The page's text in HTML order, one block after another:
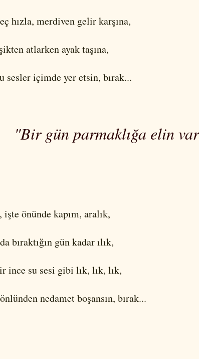
hızla, merdiven gelir karşına,
atlarken ayak taşına,
sesler içimde yer etsin, bırak...
"Bir gün parmaklığa elin
işte önünde kapım, aralık,
bıraktığın gün kadar ılık,
ince su sesi gibi lık, lık, lık,
nedamet boşansın, bırak...